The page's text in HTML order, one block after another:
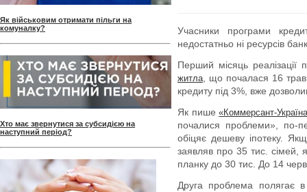
Як військовим отримати пільги на
комуналку?
Хто має звернутися за субсидією на
наступний період?
Учасники програми
недостатньо ні ресурсів
Перший місяць реалізації
житла , що почалася 16
кредиту під 3%, вже
Як пише«Коммерсант-
почалися проблеми», по-
обіцяє дешеву іпотеку.
заявляв про 35 тис. сімей,
планку до 30 тис. До 14
Друга проблема полягає